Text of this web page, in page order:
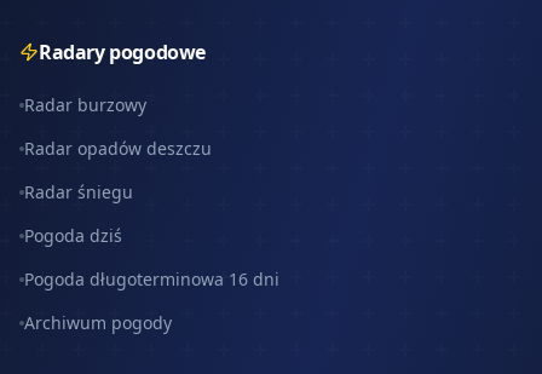
Radary pogodowe
Radar burzowy
Radar opadów deszczu
Radar śniegu
Pogoda dziś
Pogoda długoterminowa 16 dni
Archiwum pogody